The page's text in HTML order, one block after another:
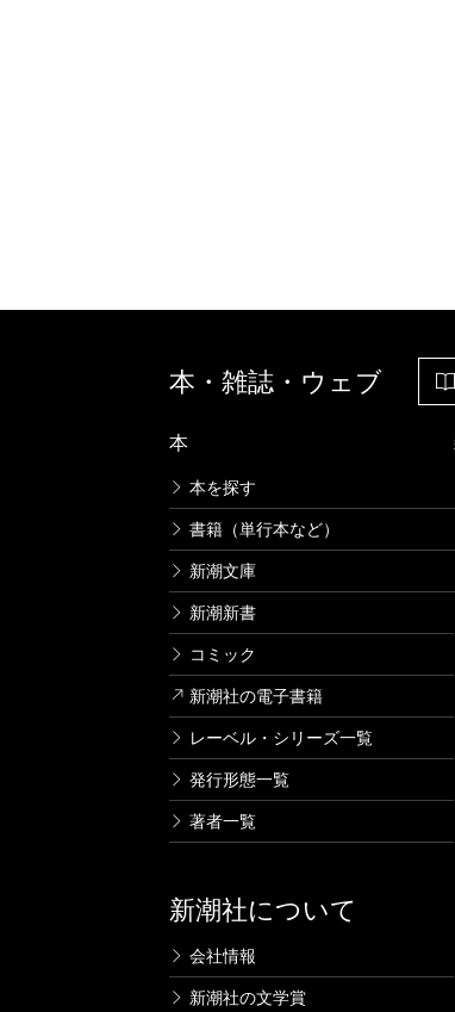
本・雑誌・ウェブ
本
本を探す
書籍（単行本など）
新潮文庫
新潮新書
コミック
新潮社の電子書籍
レーベル・シリーズ一覧
発行形態一覧
著者一覧
新潮社について
会社情報
新潮社の文学賞